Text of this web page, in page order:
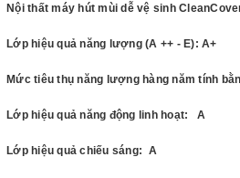
Nội thất máy hút mùi dễ vệ sinh
Lớp hiệu quả năng lượng (A ++ - E): A+
Mức tiêu thụ năng lượng hàng năm tính
Lớp hiệu quả năng động linh hoạt: A
Lớp hiệu quả chiếu sáng: A